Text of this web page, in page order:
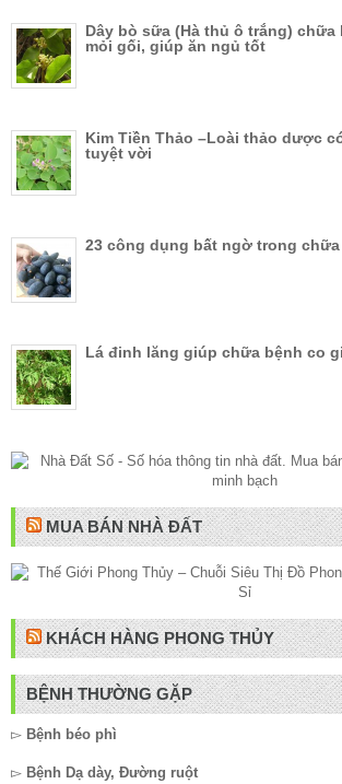
Dây bò sữa (Hà thủ ô trắng)
mỏi gối, giúp ăn ngủ tốt
Kim Tiền Thảo –Loài thảo dược
tuyệt vời
23 công dụng bất ngờ trong
Lá đinh lăng giúp chữa bệnh co
MUA BÁN NHÀ ĐẤT
KHÁCH HÀNG PHONG THỦY
BỆNH THƯỜNG GẶP
▻ Bệnh béo phì
▻ Bệnh Dạ dày, Đường ruột